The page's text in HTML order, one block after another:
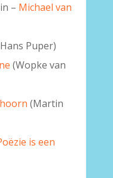
– Michael van
Puper)
(Wopke van
(Martin
is een